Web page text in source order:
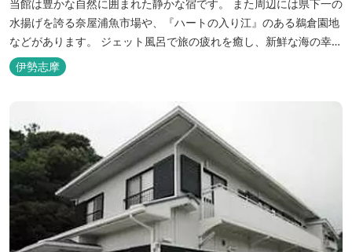
当館は豊かな自然に囲まれた静かな宿です。 また周辺には県下一の
水揚げを誇る奈屋浦魚市場や、『ハートの入り江』のある鵜倉園地
などがあります。 ジェット風呂で旅の疲れを癒し、新鮮な海の幸を
どうぞお楽しみください。 ゆったりと・・のんびりと・・くつろぎ
の時間がここにあります。
伊勢志摩